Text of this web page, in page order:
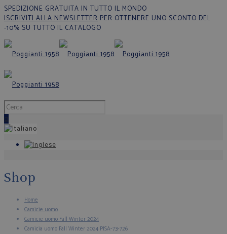
SPEDIZIONE GRATUITA IN TUTTO IL MONDO
ISCRIVITI ALLA NEWSLETTER PER OTTENERE UNO SCONTO DEL
-10% SU TUTTO IL CATALOGO
0
Shop
Home
Camicie uomo
Camicie uomo Fall Winter 2024
Camicia uomo Fall Winter 2024 PISA-73-726